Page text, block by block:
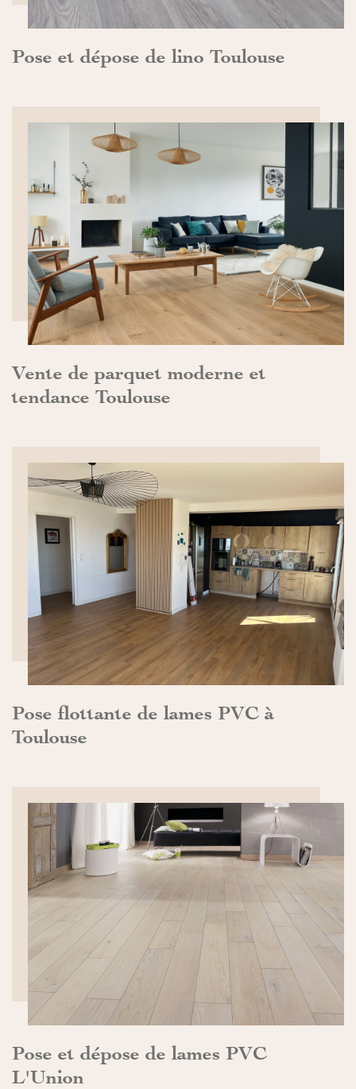
Pose et dépose de lino Toulouse
Vente de parquet moderne et
tendance Toulouse
DÉCOUVRIR>>
Pose flottante de lames PVC à
Toulouse
DÉCOUVRIR>>
Pose et dépose de lames PVC
L'Union
DÉCOUVRIR>>